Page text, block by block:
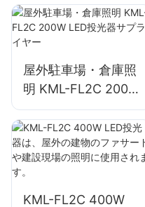
プライヤー
屋外駐車場・倉庫照
明 KML-FL2C 200W
LED投光器サプライ
ヤー
KML-FL2C 400W